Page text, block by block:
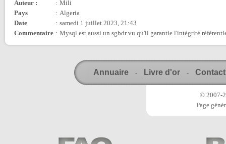
Auteur : : Mili
Pays
: Algeria
Date
: samedi 1 juillet 2023, 21:43
Commentaire : Mysql est aussi un sgbdr vu qu'il garantie l'intégrité
Annuaire - Livre d'or - Contact
© 2007-
Page